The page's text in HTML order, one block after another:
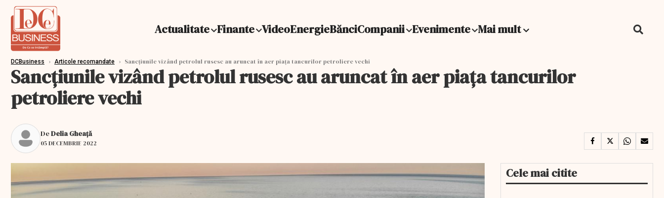
Actualitate Finante VideoEnergieBănciCompanii Evenimente Mai mult
DCBusiness › Articole recomandate › Sancţiunile vizând petrolul rusesc au aruncat în aer piaţa tancurilor petroliere vechi
Sancţiunile vizând petrolul rusesc au aruncat în aer piaţa tancurilor
petroliere vechi
DeDelia Gheață
05 DECEMBRIE 2022
Cele mai citite